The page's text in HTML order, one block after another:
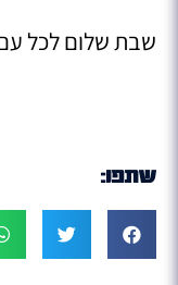
שבת שלום לכל
שתפו: